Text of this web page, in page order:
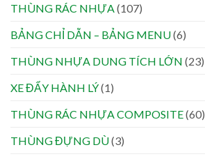
THÙNG RÁC NHỰA(107)
BẢNG CHỈ DẪN – BẢNG MENU(6)
THÙNG NHỰA DUNG TÍCH LỚN (23)
XE ĐẨY HÀNH LÝ(1)
THÙNG RÁC NHỰA COMPOSITE(60)
THÙNG ĐỰNG DÙ(3)